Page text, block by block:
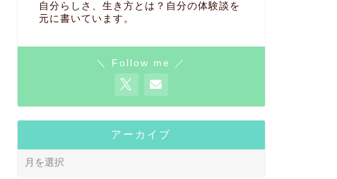
自分らしさ、生き方とは？自分の体験談を
元に書いています。
＼ Follow me ／
アーカイブ